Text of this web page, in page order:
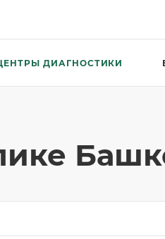
ДИАГНОСТИКИ